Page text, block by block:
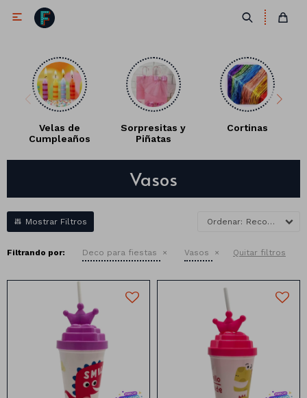

Velas de
Cumpleaños
Sorpresitas y
Piñatas
Cortinas
Vasos
Recomendados
Filtrando por: Deco para fiestas Vasos Quitar filtros
Antifaces
Máscaras
Moños
Cañones